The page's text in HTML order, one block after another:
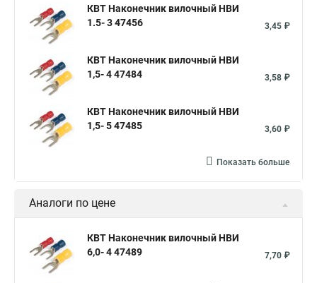
КВТ Наконечник вилочный НВИ
1.5- 3 47456
3,45 ₽
КВТ Наконечник вилочный НВИ
1,5- 4 47484
3,58 ₽
КВТ Наконечник вилочный НВИ
1,5- 5 47485
3,60 ₽
Показать больше
Аналоги по цене
КВТ Наконечник вилочный НВИ
6,0- 4 47489
7,70 ₽